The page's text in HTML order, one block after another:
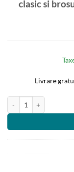
clasic si
Livrare